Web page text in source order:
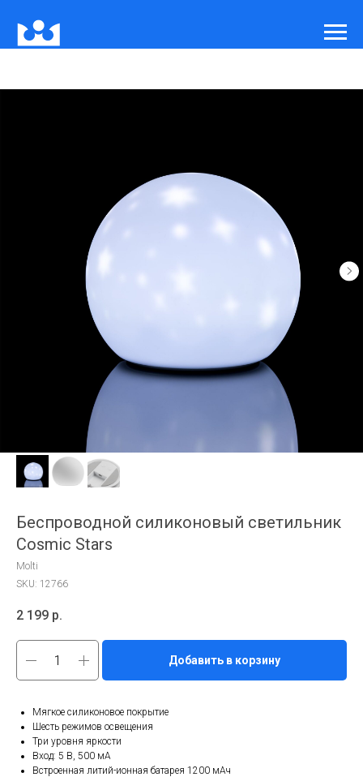
Беспроводной силиконовый светильник
Cosmic Stars
Molti
SKU: 12766
2 199 р.
Добавить в корзину
Мягкое силиконовое покрытие
Шесть режимов освещения
Три уровня яркости
Вход: 5 В, 500 мА
Встроенная литий-ионная батарея 1200 мАч